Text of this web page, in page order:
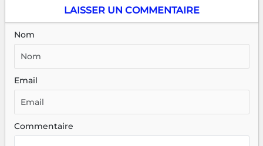
LAISSER UN COMMENTAIRE
Nom
Email
Commentaire